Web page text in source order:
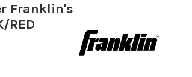
Franklin's
RED